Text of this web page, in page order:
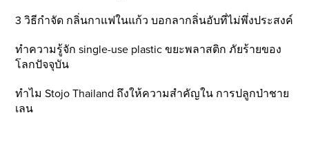
3 วิธีกำจัด กลิ่นกาแฟในแก้ว บอกลากลิ่นอับที่ไม่พึ่งประสงค์
ทำความรู้จัก single-use plastic ขยะพลาสติก ภัยร้ายของ
โลกปัจจุบัน
ทำไม Stojo Thailand ถึงให้ความสำคัญใน การปลูกป่าชาย
เลน